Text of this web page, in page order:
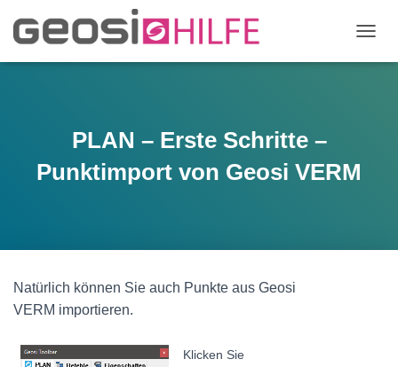
A
PLAN – Erste Schritte –
Punktimport von Geosi VERM
Natürlich können Sie auch Punkte aus Geosi
VERM importieren.
Klicken Sie